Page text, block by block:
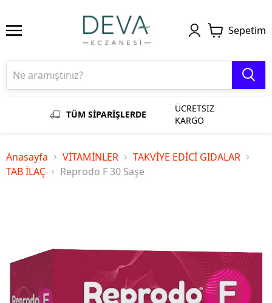
Sepetim
TÜM SİPARİŞLERDE
ÜCRETSİZ
KARGO
Anasayfa VİTAMİNLER
TAKVİYE EDİCİ GIDALAR
TAB İLAÇ
Reprodo F 30 Saşe